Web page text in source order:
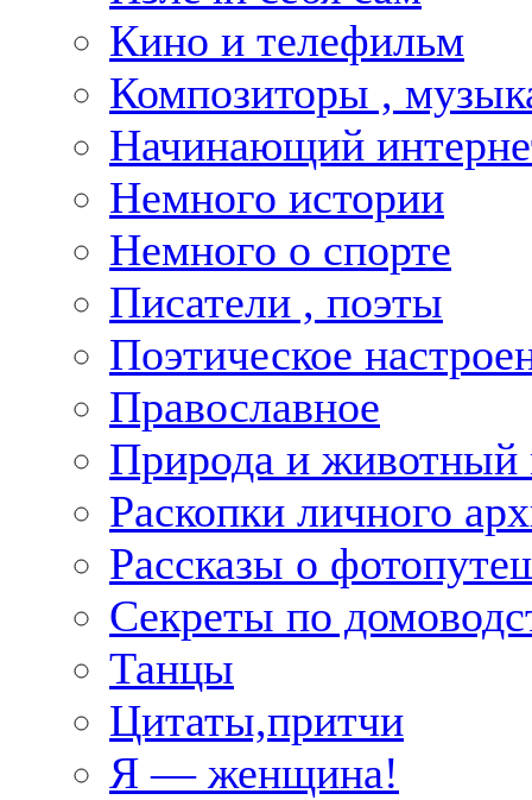
Кино и телефильм
Композиторы ,
Начинающий
Немного истории
Немного о спорте
Писатели , поэты
Поэтическое
Православное
Природа и животный
Раскопки личного
Рассказы о
Секреты по
Танцы
Цитаты,притчи
Я — женщина!